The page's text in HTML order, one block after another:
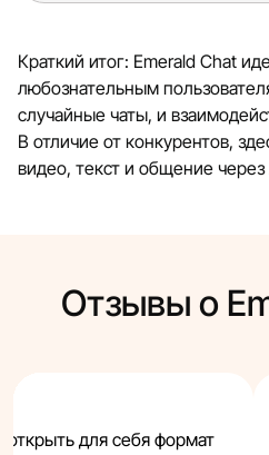
Краткий итог: Emerald Chat
любознательным
случайные чаты, и
В отличие от конкурентов,
видео, текст и общение через
Отзывы о
для себя формат